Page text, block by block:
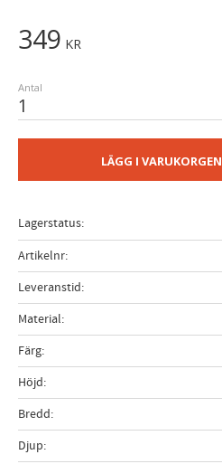
349 KR
Antal
LÄGG I VARUKORGEN
Lagerstatus
Artikelnr
Leveranstid
Material
Färg
Höjd
Bredd
Djup